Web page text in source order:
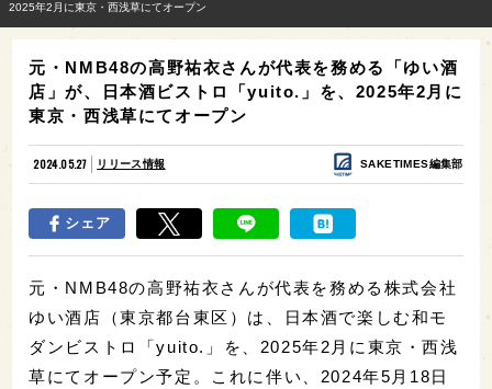
2025年2月に東京・西浅草にてオープン
元・NMB48の高野祐衣さんが代表を務める「ゆい酒
店」が、日本酒ビストロ「yuito.」を、2025年2月に
東京・西浅草にてオープン
2024.05.27 リリース情報 SAKETIMES編集部
シェア
元・NMB48の高野祐衣さんが代表を務める株式会社
ゆい酒店（東京都台東区）は、日本酒で楽しむ和モ
ダンビストロ「yuito.」を、2025年2月に東京・西浅
草にてオープン予定。これに伴い、2024年5月18日